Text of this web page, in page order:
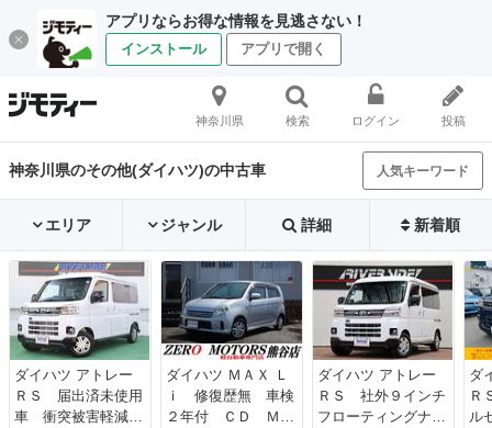
アプリならお得な情報を見逃さない！
インストール アプリで開く
神奈川県 検索 ログイン 投稿
神奈川県のその他(ダイハツ)の中古車 人気キーワード
エリア ジャンル 詳細 新着順
ダイハツ アトレー
ＲＳ 届出済未使用
車 衝突被害軽減シ
ダイハツ ＭＡＸ Ｌ
ｉ 修復歴無 車検
２年付 ＣＤ Ｍ
ダイハツ アトレー
ＲＳ 社外９インチ
フローティングナビ
ダ
Ｒ
ル